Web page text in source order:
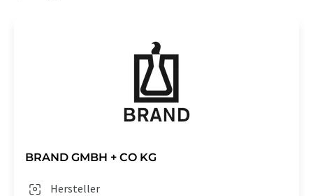
BRAND GMBH + CO KG
Hersteller